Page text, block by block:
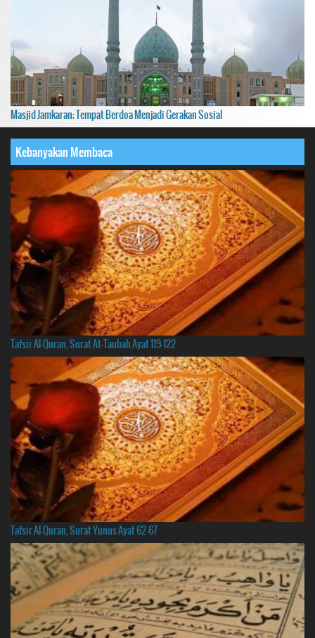
Masjid Jamkaran; Tempat Berdoa Menjadi Gerakan Sosial
Kebanyakan Membaca
Tafsir Al-Quran, Surat At-Taubah Ayat 119-122
Tafsir Al-Quran, Surat Yunus Ayat 62-67